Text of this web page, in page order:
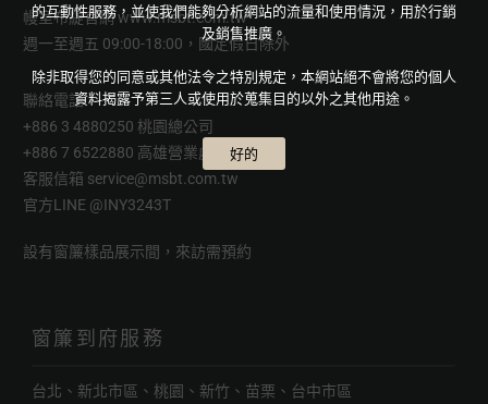
幔室布緹官網www.msbt.com.tw
週一至週五 09:00-18:00，國定假日除外
聯絡電話
+886 3 4880250 桃園總公司
+886 7 6522880 高雄營業處
客服信箱 service@msbt.com.tw
官方LINE @INY3243T
設有窗簾樣品展示間，來訪需預約
窗簾到府服務
台北、新北市區、桃園、新竹、苗栗、台中市區
的互動性服務，並使我們能夠分析網站的流量和使用情況，用於行銷
及銷售推廣。
除非取得您的同意或其他法令之特別規定，本網站絕不會將您的個人
資料揭露予第三人或使用於蒐集目的以外之其他用途。
好的